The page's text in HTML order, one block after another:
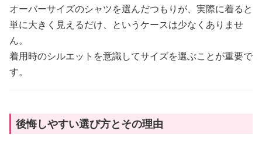
オーバーサイズのシャツを選んだつもりが、実際に着ると
単に大きく見えるだけ、というケースは少なくありませ
ん。
着用時のシルエットを意識してサイズを選ぶことが重要で
す。
後悔しやすい選び方とその理由